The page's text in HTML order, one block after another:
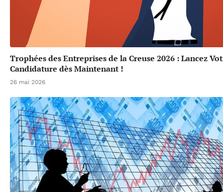
Trophées des Entreprises de la Creuse 2026 : Lancez
Candidature dès Maintenant !
26 mai 2026